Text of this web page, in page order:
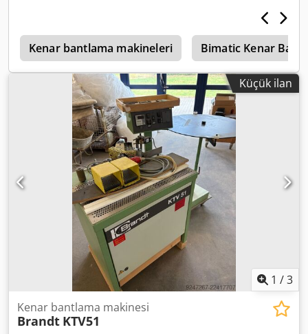
Kenar bantlama makineleri Bimatic Kenar
Küçük ilan
1 /3
Kenar bantlama makinesi
Brandt KTV51